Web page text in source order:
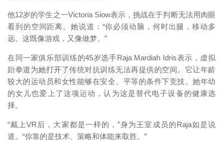
他12岁的学生之一Victoria Siow表示，挑战在于判断无法用肉眼
看到的空间距离。她说道：“你必须动脑，何时出腿，移动多
远。这既像游戏，又像做梦。”
在同一家俱乐部训练的45岁选手Raja Mardiah Idris表示，虚拟
跆拳道为她打开了传统对抗训练无法再提供的空间。它让年龄
较大的运动员和女性能够在安全、平等的条件下竞技。她年幼
的女儿也爱上了这项运动，认为这是替代电子设备的健康选
择。
“戴上VR后，大家都是一样的，”身为王室成员的Raja如是说
道。“你靠的是技术、策略和体能来取胜。”
映维网（nweon.com）